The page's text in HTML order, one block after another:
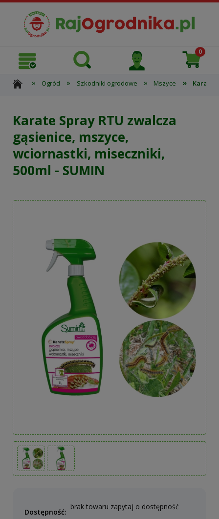
» Ogród » Szkodniki ogrodowe » Mszyce » Karate
Karate Spray RTU zwalcza
gąsienice, mszyce,
wciornastki, miseczniki,
500ml - SUMIN
Dostępność:
brak towaru zapytaj o dostępność